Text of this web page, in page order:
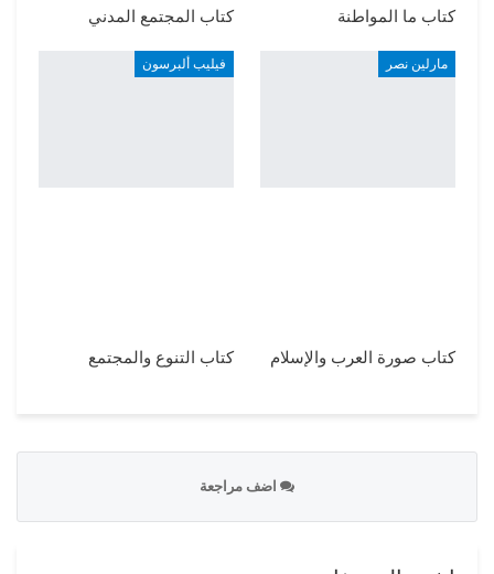
كتاب ما المواطنة كتاب المجتمع المدني
مارلين نصر
كتاب صورة العرب والإسلام
فيليب ألبرسون
كتاب التنوع والمجتمع
اضف مراجعة